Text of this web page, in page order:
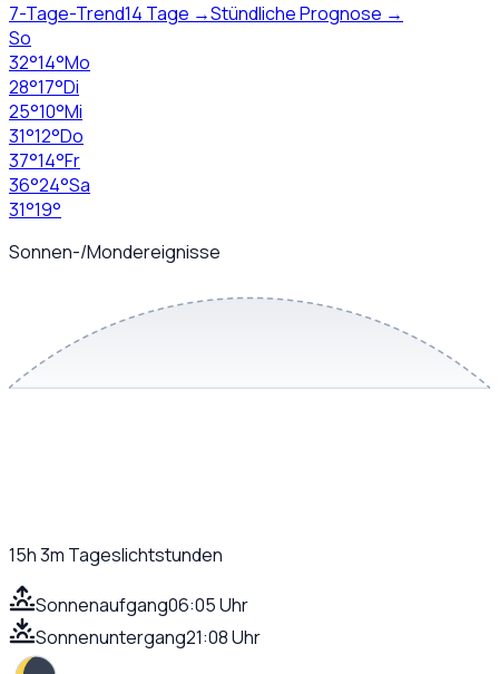
7-Tage-Trend14 Tage →Stündliche Prognose →
So
32°14°Mo
28°17°Di
25°10°Mi
31°12°Do
37°14°Fr
36°24°Sa
31°19°
Sonnen-/Mondereignisse
15h 3m Tageslichtstunden
Sonnenaufgang06:05 Uhr
Sonnenuntergang21:08 Uhr